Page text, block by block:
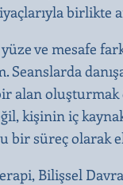
birlikte
ve mesafe
Seanslarda
alan
kişinin iç
bir süreç olarak
Bilişsel